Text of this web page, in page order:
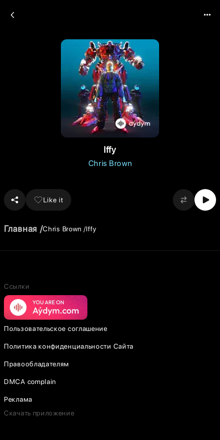
Iffy
Chris Brown
Like it
Главная Chris Brown Iffy
Ссылки
Пользовательское соглашение
Политика конфиденциальности Сайта
Правообладателям
DMCA complain
Реклама
Скачать приложение